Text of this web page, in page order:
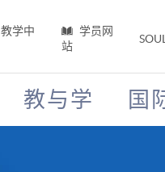
教学中
学员网
站
SOUL
教与学 国